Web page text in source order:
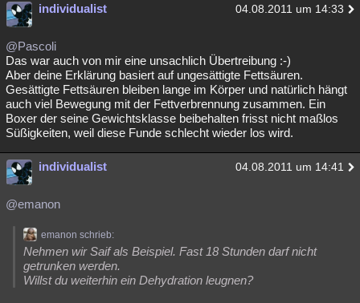
individualist 04.08.2011 um 14:33
@Pascoli
Das war auch von mir eine unsachlich Übertreibung :-)
Aber deine Erklärung basiert auf ungesättigte Fettsäuren.
Gesättigte Fettsäuren bleiben lange im Körper und natürlich hängt
auch viel Bewegung mit der Fettverbrennung zusammen. Ein
Boxer der seine Gewichtsklasse beibehalten frisst nicht maßlos
Süßigkeiten, weil diese Funde schlecht wieder los wird.
individualist 04.08.2011 um 14:41
@emanon
emanon schrieb:
Nehmen wir Saif als Beispiel. Fast 18 Stunden darf nicht
getrunken werden.
Willst du weiterhin ein Dehydration leugnen?